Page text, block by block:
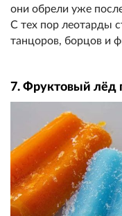
они обрели уже
С тех пор леотарды
танцоров, борцов и
7. Фруктовый лёд